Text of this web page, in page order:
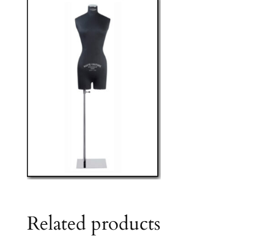
Related products